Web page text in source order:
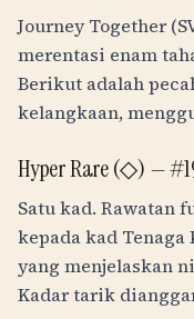
Journey Together
merentasi enam
Berikut adalah
kelangkaan,
Hyper Rare (◇) —
Satu kad. Rawatan
kepada kad
yang menjelaskan
Kadar tarik